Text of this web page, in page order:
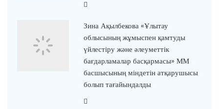
Зина Ақылбекова «Ұлытау
облысының жұмыспен қамтуды
үйлестіру және әлеуметтік
бағдарламалар басқармасы» ММ
басшысының міндетін атқарушысы
болып тағайындалды